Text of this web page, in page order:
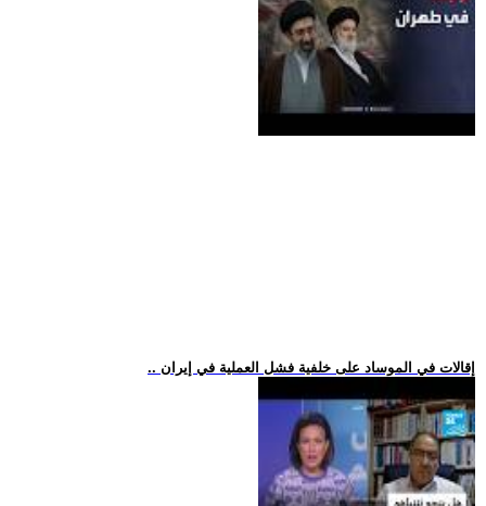
.. إقالات في الموساد على خلفية فشل العملية في إيران